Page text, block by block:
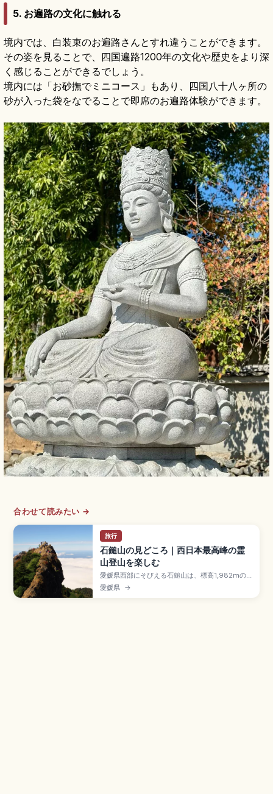
5. お遍路の文化に触れる
境内では、白装束のお遍路さんとすれ違うことができます。
その姿を見ることで、四国遍路1200年の文化や歴史をより深
く感じることができるでしょう。
境内には「お砂撫でミニコース」もあり、四国八十八ヶ所の
砂が入った袋をなでることで即席のお遍路体験ができます。
合わせて読みたい →
旅行
石鎚山の見どころ｜西日本最高峰の霊
山登山を楽しむ
愛媛県西部にそびえる石鎚山は、標高1,982mの
西日本最高峰であり、古くから山岳信仰の聖地と
して知られる名山です。ロープウェイで気軽に行
愛媛県 →